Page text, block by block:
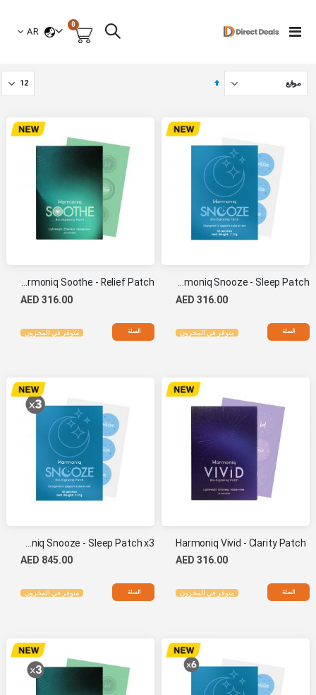
Toggle
السلة
0العناصر
لغة
AR
تحديد
Harmoniq Snooze - Sleep Patch
AED 316.00
متوفر في المخزون السلة
AED 316.00
متوفر في المخزون السلة
Harmoniq Vivid - Clarity Patch
AED 316.00
متوفر في المخزون السلة
AED 845.00
متوفر في المخزون السلة